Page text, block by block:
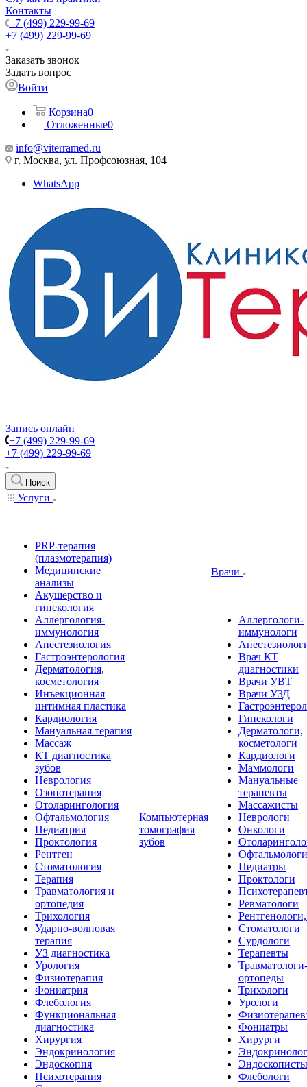
Контакты
+7 (499) 229-99-69
+7 (499) 229-99-69
Заказать звонок
Задать вопрос
Войти
Корзина0
Отложенные0
info@viterramed.ru
г. Москва, ул. Профсоюзная, 104
WhatsApp
Запись онлайн
+7 (499) 229-99-69
+7 (499) 229-99-69
Поиск
Услуги
PRP-терапия
(плазмотерапия)
Медицинские
анализы
Акушерство и
гинекология
Аллергология-
иммунология
Анестезиология
Гастроэнтерология
Дерматология,
косметология
Инъекционная
интимная пластика
Кардиология
Мануальная терапия
Массаж
КТ диагностика
зубов
Неврология
Озонотерапия
Отоларингология
Офтальмология
Педиатрия
Проктология
Рентген
Стоматология
Терапия
Травматология и
ортопедия
Трихология
Ударно-волновая
терапия
УЗ диагностика
Урология
Физиотерапия
Фониатрия
Флебология
Функциональная
диагностика
Хирургия
Эндокринология
Эндоскопия
Психотерапия
Компьютерная
томография
зубов
Врачи
Аллергологи-
иммунологи
Врач КТ
диагностики
Врачи УВТ
Врачи УЗД
Гинекологи
Дерматологи,
косметологи
Кардиологи
Маммологи
Мануальные
терапевты
Массажисты
Неврологи
Онкологи
Офтальмологи
Педиатры
Проктологи
Ревматологи
Стоматологи
Сурдологи
Терапевты
Травматологи-
ортопеды
Трихологи
Урологи
Фониатры
Хирурги
Эндоскописты
Флебологи